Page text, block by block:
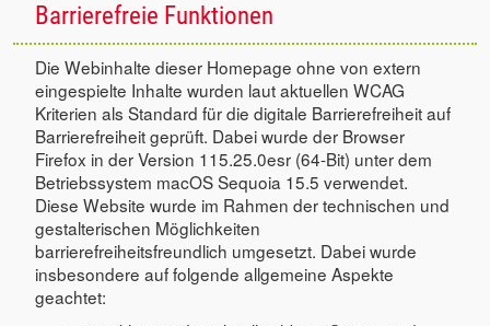
Barrierefreie Funktionen
Die Webinhalte dieser Homepage ohne von extern
eingespielte Inhalte wurden laut aktuellen WCAG
Kriterien als Standard für die digitale Barrierefreiheit auf
Barrierefreiheit geprüft. Dabei wurde der Browser
Firefox in der Version 115.25.0esr (64-Bit) unter dem
Betriebssystem macOS Sequoia 15.5 verwendet.
Diese Website wurde im Rahmen der technischen und
gestalterischen Möglichkeiten
barrierefreiheitsfreundlich umgesetzt. Dabei wurde
insbesondere auf folgende allgemeine Aspekte
geachtet: